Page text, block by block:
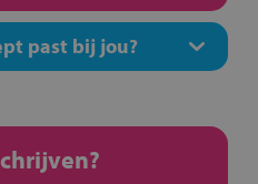
past bij jou?